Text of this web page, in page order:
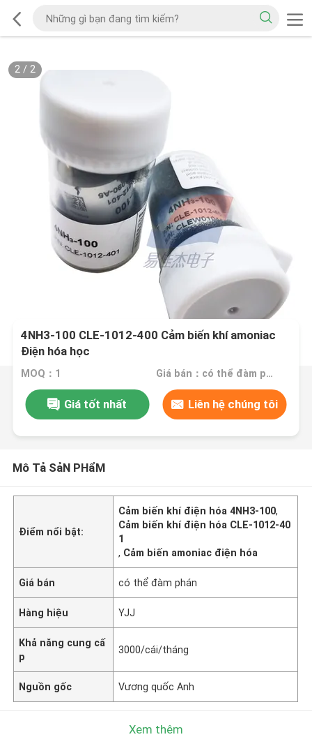
2/ 2
4NH3-100 CLE-1012-400 Cảm biến khí amoniac
Điện hóa học
MOQ：1 Giá bán：có thể đàm phán
Giá tốt nhất Liên hệ chúng tôi
Mô Tả SảN PHẩM
Điểm nổi bật:
Cảm biến khí điện hóa 4NH3-100,
Cảm biến khí điện hóa CLE-1012-40
1
, Cảm biến amoniac điện hóa
Giá bán có thể đàm phán
Hàng hiệu YJJ
Khả năng cung cấ
p
3000/cái/tháng
Nguồn gốc Vương quốc Anh
Xem thêm